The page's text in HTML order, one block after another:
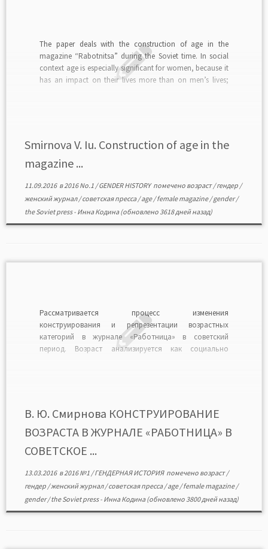
The paper deals with the construction of age in the
magazine “Rabotnitsa” during the Soviet time. In social
context age is especially significant for women, because it
has an impact on their lives more than on men’s lives;
Smirnova V. Iu. Construction of age in the
magazine ...
11.09.2016в2016 No.1 /GENDER HISTORYпомечено возраст/гендер /
женский журнал/советская пресса/age/female magazine/gender/
the Soviet press- Инна Кодина(обновлено 3618 дней назад)
Рассматривается процесс изменения
конструирования и репрезентации возрастных
категорий в журнале «Работница» в советский
период. Возраст анализируется как социально
дискурса.Читать в формате PDF>>
В. Ю. Смирнова КОНСТРУИРОВАНИЕ
ВОЗРАСТА В ЖУРНАЛЕ «РАБОТНИЦА» В
СОВЕТСКОЕ ...
13.03.2016в2016 №1 /ГЕНДЕРНАЯ ИСТОРИЯ помечено возраст/
гендер /женский журнал/советская пресса/age/female magazine/
gender/the Soviet press- Инна Кодина(обновлено 3800 дней назад)